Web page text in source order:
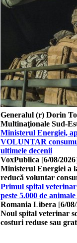
Generalul (r) Dorin
Multinaţionale Sud-
Ministerul Energiei,
VOLUNTAR
ultimele decenii
VoxPublica [6/08/2026
Ministerul Energiei a
reducă voluntar
Primul spital
peste 5.000 de
Romania Libera [6/
Noul spital veterinar
costuri reduse sau